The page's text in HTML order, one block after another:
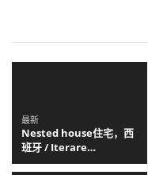
最新
Nested house住宅，西
班牙 / Iterare
arquitectos